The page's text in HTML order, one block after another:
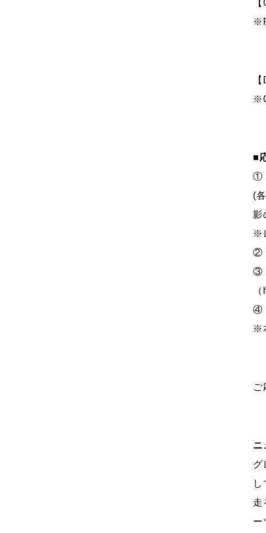
■
①
(
影
※
②
③
（
④
※
ニ
グ
走
ー